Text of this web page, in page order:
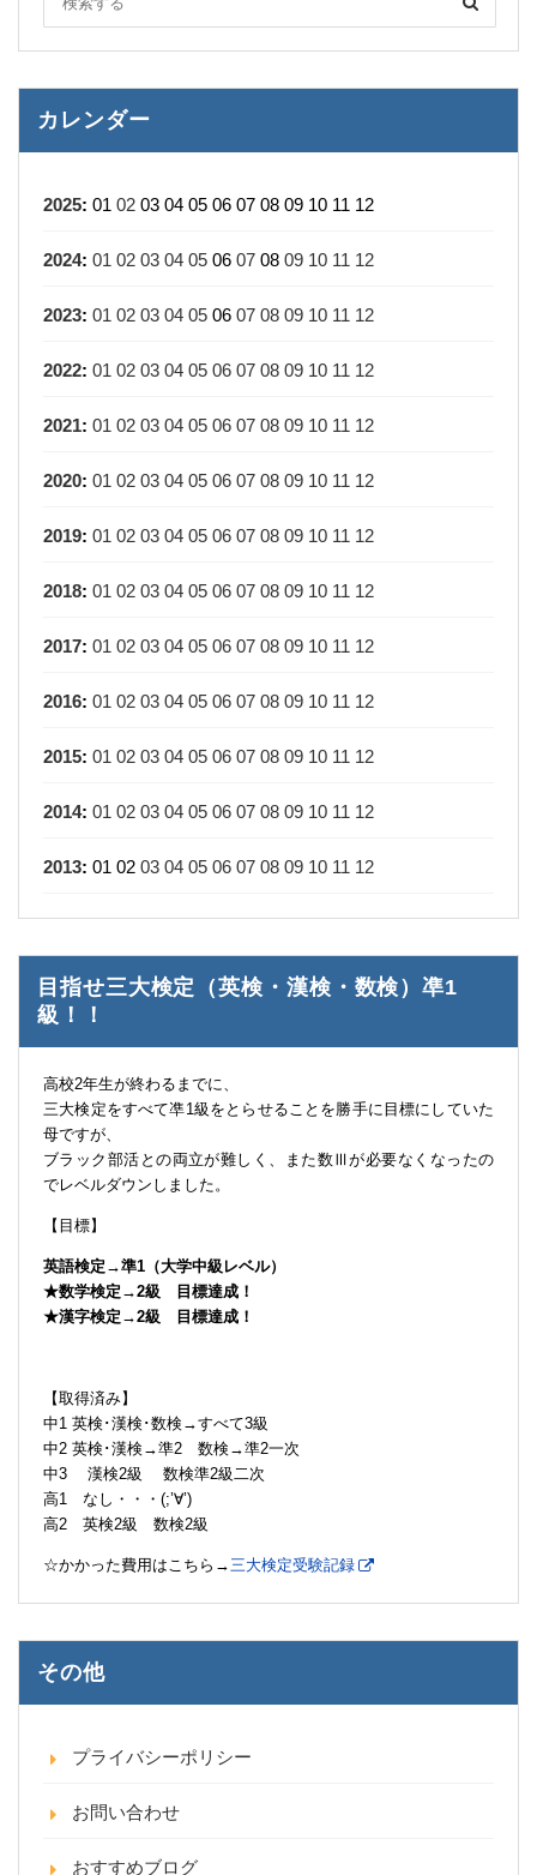
カレンダー
2025: 01 02 03 04 05 06 07 08 09 10 11 12
2024: 01 02 03 04 05 06 07 08 09 10 11 12
2023: 01 02 03 04 05 06 07 08 09 10 11 12
2022: 01 02 03 04 05 06 07 08 09 10 11 12
2021: 01 02 03 04 05 06 07 08 09 10 11 12
2020: 01 02 03 04 05 06 07 08 09 10 11 12
2019: 01 02 03 04 05 06 07 08 09 10 11 12
2018: 01 02 03 04 05 06 07 08 09 10 11 12
2017: 01 02 03 04 05 06 07 08 09 10 11 12
2016: 01 02 03 04 05 06 07 08 09 10 11 12
2015: 01 02 03 04 05 06 07 08 09 10 11 12
2014: 01 02 03 04 05 06 07 08 09 10 11 12
2013: 01 02 03 04 05 06 07 08 09 10 11 12
目指せ三大検定（英検・漢検・数検）凖1
級！！
高校2年生が終わるまでに、
三大検定をすべて凖1級をとらせることを勝手に目標にしていた
母ですが、
ブラック部活との両立が難しく、また数Ⅲが必要なくなったの
でレベルダウンしました。
【目標】
英語検定→準1（大学中級レベル）
★数学検定→2級 目標達成！
★漢字検定→2級 目標達成！
【取得済み】
中1 英検･漢検･数検→すべて3級
中2 英検･漢検→準2 数検→準2一次
中3 漢検2級 数検準2級二次
高1 なし・・・(;’∀’)
高2 英検2級 数検2級
☆かかった費用はこちら→ 三大検定受験記録
その他
プライバシーポリシー
お問い合わせ
おすすめブログ